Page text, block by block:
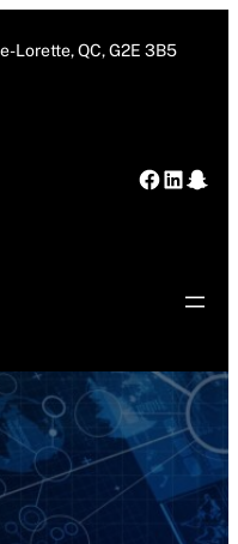
Lorette, QC, G2E 3B5